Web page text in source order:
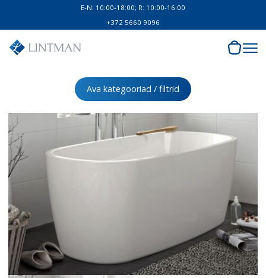
E-N: 10:00-18:00; R: 10:00-16:00
+372 5660 9096
Ava kategooriad / filtrid